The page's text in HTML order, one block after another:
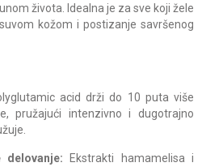
života. Idealna je za sve koji žele
kožom i postizanje savršenog
acid drži do 10 puta više
pružajući intenzivno i dugotrajno
Ekstrakti hamamelisa i